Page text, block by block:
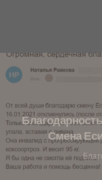
Смена